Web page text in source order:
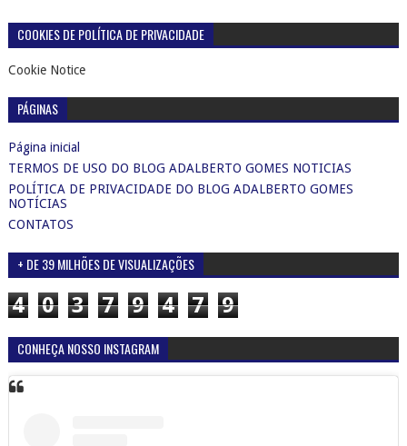
COOKIES DE POLÍTICA DE PRIVACIDADE
Cookie Notice
PÁGINAS
Página inicial
TERMOS DE USO DO BLOG ADALBERTO GOMES NOTICIAS
POLÍTICA DE PRIVACIDADE DO BLOG ADALBERTO GOMES
NOTÍCIAS
CONTATOS
+ DE 39 MILHÕES DE VISUALIZAÇÕES
4 0 3 7 9 4 7 9
CONHEÇA NOSSO INSTAGRAM